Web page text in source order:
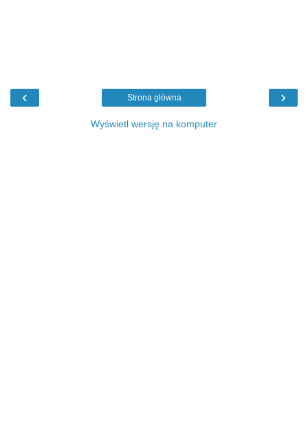
‹ ›
Strona główna
Wyświetl wersję na komputer